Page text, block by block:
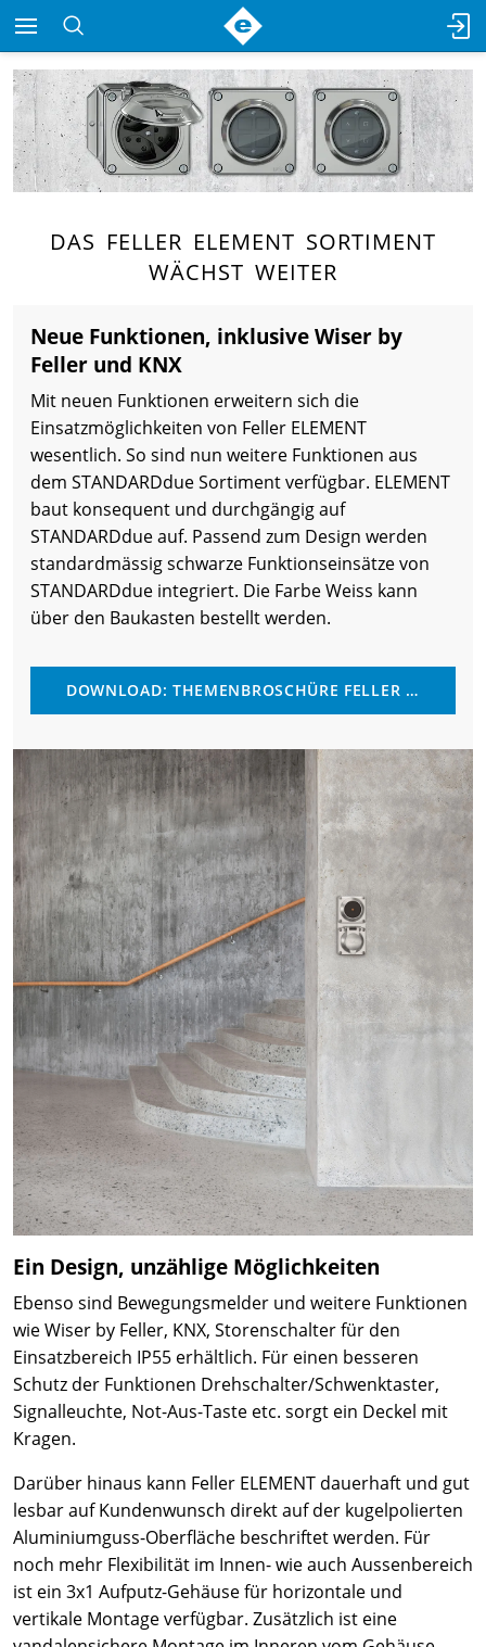
DAS FELLER ELEMENT SORTIMENT
WÄCHST WEITER
Neue Funktionen, inklusive Wiser by
Feller und KNX
Mit neuen Funktionen erweitern sich die
Einsatzmöglichkeiten von Feller ELEMENT
wesentlich. So sind nun weitere Funktionen aus
dem STANDARDdue Sortiment verfügbar. ELEMENT
baut konsequent und durchgängig auf
STANDARDdue auf. Passend zum Design werden
standardmässig schwarze Funktionseinsätze von
STANDARDdue integriert. Die Farbe Weiss kann
über den Baukasten bestellt werden.
DOWNLOAD: THEMENBROSCHÜRE FELLER ELEMENT
Ein Design, unzählige Möglichkeiten
Ebenso sind Bewegungsmelder und weitere Funktionen
wie Wiser by Feller, KNX, Storenschalter für den
Einsatzbereich IP55 erhältlich. Für einen besseren
Schutz der Funktionen Drehschalter/Schwenktaster,
Signalleuchte, Not-Aus-Taste etc. sorgt ein Deckel mit
Kragen.
Darüber hinaus kann Feller ELEMENT dauerhaft und gut
lesbar auf Kundenwunsch direkt auf der kugelpolierten
Aluminiumguss-Oberfläche beschriftet werden. Für
noch mehr Flexibilität im Innen- wie auch Aussenbereich
ist ein 3x1 Aufputz-Gehäuse für horizontale und
vertikale Montage verfügbar. Zusätzlich ist eine